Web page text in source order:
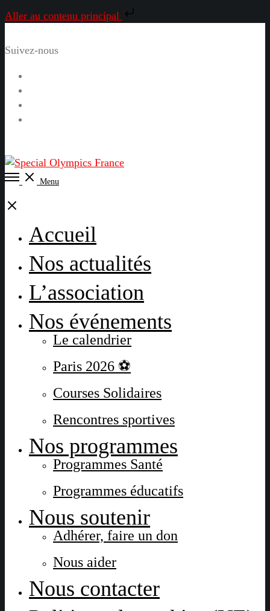
Aller au contenu principal
Suivez-nous
Open
Menu
Close
Accueil
Nos actualités
L’association
Nos événements
Le calendrier
Paris 2026 ⚽
Courses Solidaires
Rencontres sportives
Nos programmes
Programmes Santé
Programmes éducatifs
Nous soutenir
Adhérer, faire un don
Nous aider
Nous contacter